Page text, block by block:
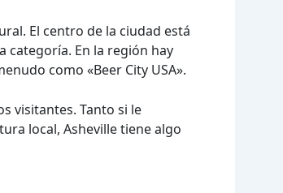
El centro de la ciudad está
categoría. En la región hay
como «Beer City USA».
visitantes. Tanto si le
local, Asheville tiene algo